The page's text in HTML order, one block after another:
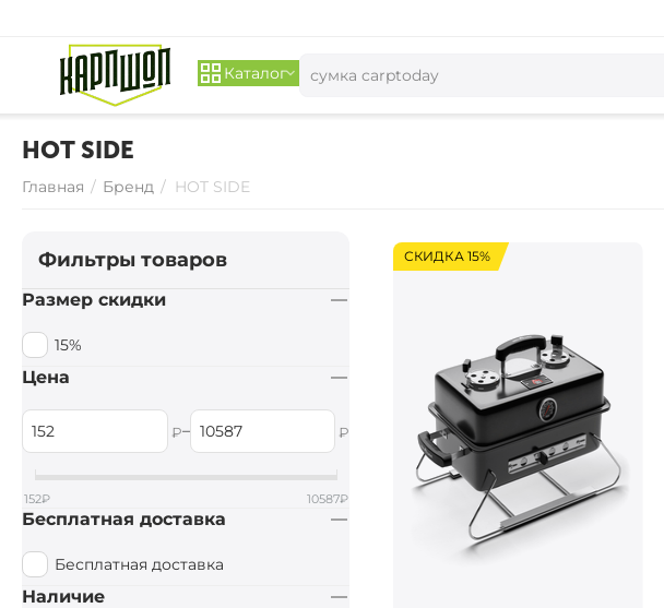
Каталог
HOT SIDE
Главная / Бренд / HOT SIDE
СКИДКА 15%
Фильтры товаров
Размер скидки
15%
Цена
₽– ₽
152₽ 10587₽
Бесплатная доставка
Бесплатная доставка
Наличие